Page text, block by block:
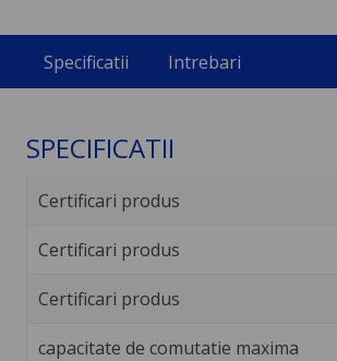
Specificatii Intrebari
SPECIFICATII
Certificari produs
Certificari produs
Certificari produs
capacitate de comutatie maxima